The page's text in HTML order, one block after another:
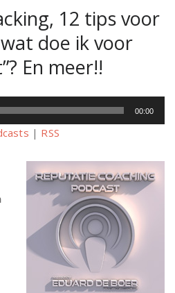
12 tips voor
doe ik voor
En meer!!
00:00
| RSS